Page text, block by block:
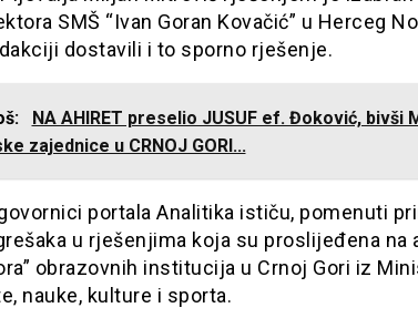
SMŠ “Ivan Goran Kovačić” u Herceg
dostavili i to sporno rješenje.
NA AHIRET preselio JUSUF ef. Đoković, bivši
zajednice u CRNOJ GORI...
portala Analitika ističu, pomenuti
u rješenjima koja su proslijeđena na
obrazovnih institucija u Crnoj Gori iz
nauke, kulture i sporta.